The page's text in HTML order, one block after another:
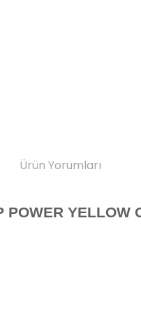
Ürün Yorumları
POWER YELLOW